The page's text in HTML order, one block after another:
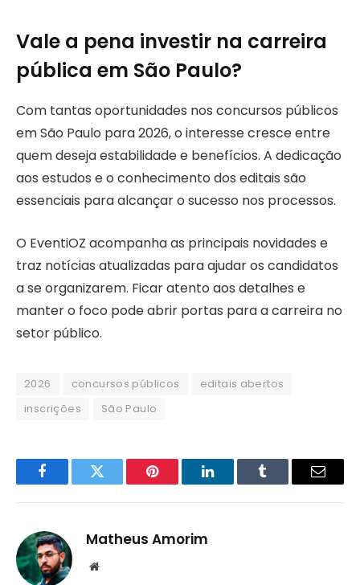
Vale a pena investir na carreira
pública em São Paulo?
Com tantas oportunidades nos concursos públicos
em São Paulo para 2026, o interesse cresce entre
quem deseja estabilidade e benefícios. A dedicação
aos estudos e o conhecimento dos editais são
essenciais para alcançar o sucesso nos processos.
O EventiOZ acompanha as principais novidades e
traz notícias atualizadas para ajudar os candidatos
a se organizarem. Ficar atento aos detalhes e
manter o foco pode abrir portas para a carreira no
setor público.
2026 concursos públicos
editais abertos
inscrições
São Paulo
FacebookTwitter Pinterest LinkedInTumblr Email
Matheus Amorim
Website